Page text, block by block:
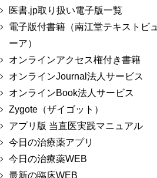
医書.jp取り扱い電子版一覧
電子版付書籍（南江堂テキストビュ
ーア）
オンラインアクセス権付き書籍
オンラインJournal法人サービス
オンラインBook法人サービス
Zygote（ザイゴット）
アプリ版 当直医実践マニュアル
今日の治療薬アプリ
今日の治療薬WEB
最新の臨床WEB